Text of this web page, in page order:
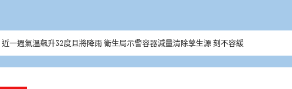
一週氣溫飆升32度且將降雨 衛生局示警容器減量清除孳生源 刻不容緩